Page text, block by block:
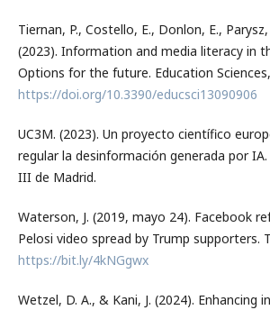
Tiernan, P., Costello, E., Donlon, E.,
(2023). Information and media literacy in
Options for the future. Education
https://doi.org/10.3390/educsci13090906
UC3M. (2023). Un proyecto científico
regular la desinformación generada por IA.
III de Madrid.
Waterson, J. (2019, mayo 24). Facebook
Pelosi video spread by Trump supporters.
https://bit.ly/4kNGgwx
Wetzel, D. A., & Kani, J. (2024). Enhancing